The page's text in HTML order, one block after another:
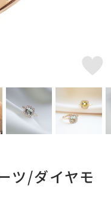
ツ/ダイヤモ